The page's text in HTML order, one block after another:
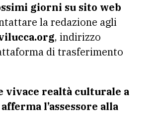
giorni su sito web
la redazione agli
, indirizzo
di trasferimento
vivace realtà culturale a
l’assessore alla